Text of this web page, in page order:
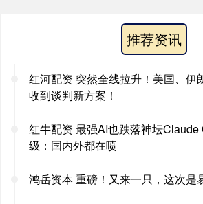
推荐资讯
红河配资 突然全线拉升！美国、伊
收到谈判新方案！
红牛配资 最强AI也跌落神坛Claude
级：国内外都在喷
鸿岳资本 重磅！又来一只，这次是